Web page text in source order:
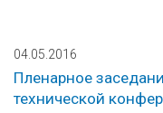
04.05.2016
Пленарное
технической